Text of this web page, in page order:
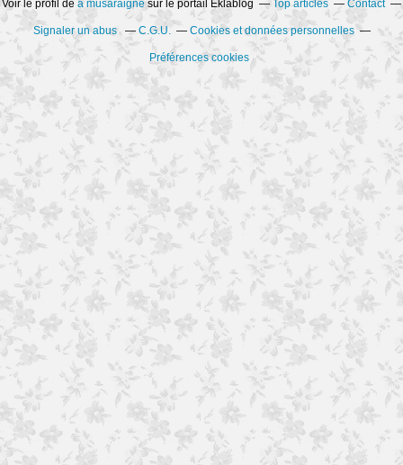
Voir le profil de a musaraigne sur le portail Eklablog Top articles Contact
Signaler un abus C.G.U. Cookies et données personnelles
Préférences cookies